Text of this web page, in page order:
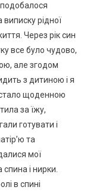
подобалося
рідної
Через рік син
все було чудово,
але згодом
з дитиною і я
стало щоденною
за їжу,
готувати і
та
мої
і нирки.
в спині